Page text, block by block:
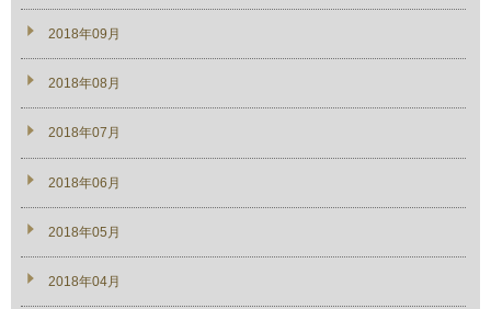
2018年09月
2018年08月
2018年07月
2018年06月
2018年05月
2018年04月